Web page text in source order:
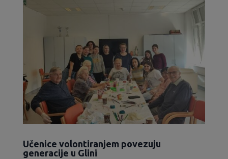
Učenice volontiranjem povezuju
generacije u Glini